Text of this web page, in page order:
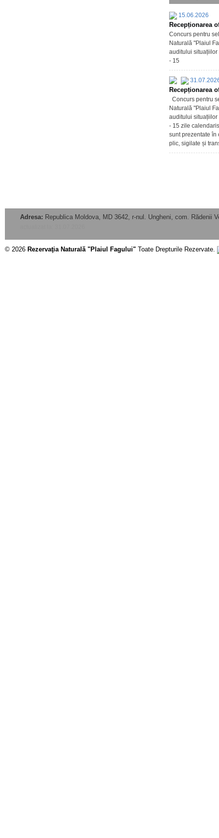
15.06.2026
Recepționarea
Concurs pentru
Naturală "Plaiul
auditului situațiilor
- 15
Recepționarea
Concurs pentru
Naturală "Plaiul
auditului situațiilor
- 15 zile
sunt prezentate în
plic, sigilate și
Adresa: Republica Moldova, MD 3642, r-nul. Ungheni, com. Rădenii
© 2026 Rezervaţia Naturală "Plaiul Fagului" Toate Drepturile Rezervate.